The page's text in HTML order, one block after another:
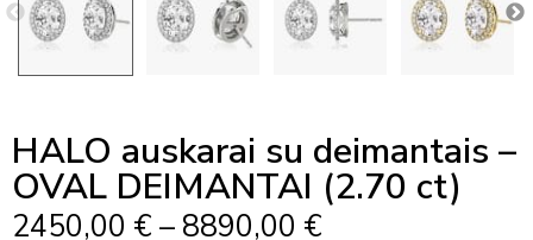
HALO auskarai su deimantais –
OVAL DEIMANTAI (2.70 ct)
2450,00 € – 8890,00 €